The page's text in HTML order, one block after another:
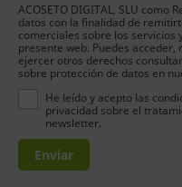
ACOSETO DIGITAL, SLU como
datos con la finalidad de
comerciales sobre los servicios
presente web. Puedes
ejercer otros derechos
sobre protección de datos en
He leído y acepto las
privacidad sobre el
newsletter.
Enviar